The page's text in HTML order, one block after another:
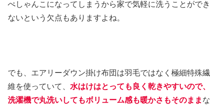
ぺしゃんこになってしまうから家で気軽に洗うことができ
ないという欠点もありますよね。
でも、エアリーダウン掛け布団は羽毛ではなく極細特殊繊
維を使っていて、 水はけはとっても良く乾きやすいので、
洗濯機で丸洗いしてもボリューム感も暖かさもそのままな